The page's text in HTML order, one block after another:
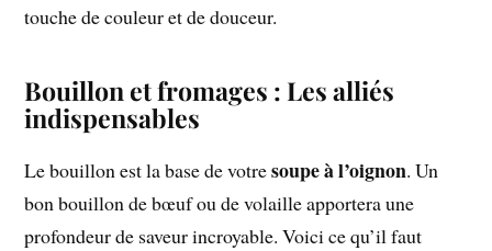
touche de couleur et de douceur.
Bouillon et fromages : Les alliés
indispensables
Le bouillon est la base de votresoupe à l’oignon. Un
bon bouillon de bœuf ou de volaille apportera une
profondeur de saveur incroyable. Voici ce qu’il faut